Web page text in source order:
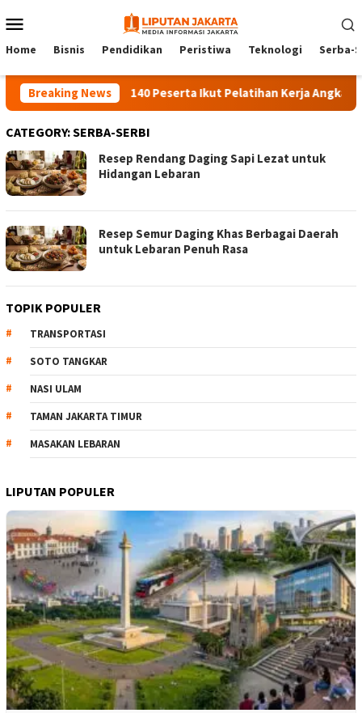
to
Menu
Home Bisnis Pendidikan Peristiwa Teknologi Serba-
Breaking News 140 Peserta Ikut Pelatihan Kerja Angkatan 1
CATEGORY:SERBA-SERBI
Resep Rendang Daging Sapi Lezat untuk
Hidangan Lebaran
Resep Semur Daging Khas Berbagai Daerah
untuk Lebaran Penuh Rasa
TOPIK POPULER
TRANSPORTASI
SOTO TANGKAR
NASI ULAM
TAMAN JAKARTA TIMUR
MASAKAN LEBARAN
LIPUTAN POPULER